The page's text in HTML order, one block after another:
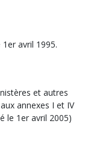
avril 1995.
et autres
annexes I et IV
le 1er avril 2005)